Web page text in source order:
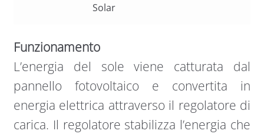
Solar
Funzionamento
L’energia del sole viene catturata dal
pannello fotovoltaico e convertita in
energia elettrica attraverso il regolatore di
carica. Il regolatore stabilizza l’energia che